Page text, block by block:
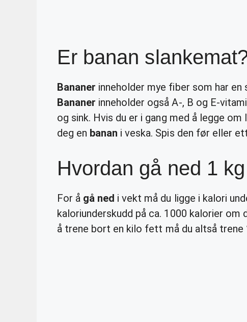
Er banan
Bananer inneholder mye fiber som har
Bananer inneholder også A-, B og E-
og sink. Hvis du er i gang med å legge
deg en banan i veska. Spis den før eller
Hvordan gå ned 1
For å gå ned i vekt må du ligge i kalori
kaloriunderskudd på ca. 1000 kalorier om
å trene bort en kilo fett må du altså trene